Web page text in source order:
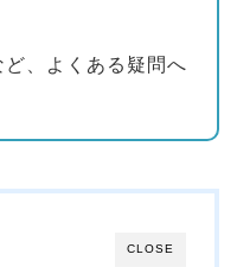
、よくある疑問へ
CLOSE